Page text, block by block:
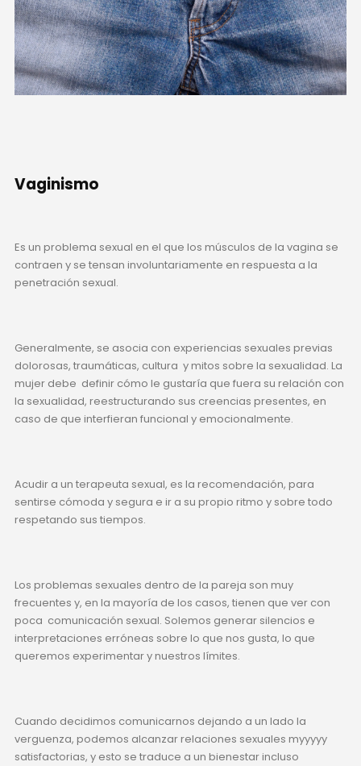
Vaginismo
Es un problema sexual en el que los músculos de la vagina se
contraen y se tensan involuntariamente en respuesta a la
penetración sexual.
Generalmente, se asocia con experiencias sexuales previas
dolorosas, traumáticas, cultura y mitos sobre la sexualidad. La
mujer debe definir cómo le gustaría que fuera su relación con
la sexualidad, reestructurando sus creencias presentes, en
caso de que interfieran funcional y emocionalmente.
Acudir a un terapeuta sexual, es la recomendación, para
sentirse cómoda y segura e ir a su propio ritmo y sobre todo
respetando sus tiempos.
Los problemas sexuales dentro de la pareja son muy
frecuentes y, en la mayoría de los casos, tienen que ver con
poca comunicación sexual. Solemos generar silencios e
interpretaciones erróneas sobre lo que nos gusta, lo que
queremos experimentar y nuestros límites.
Cuando decidimos comunicarnos dejando a un lado la
verguenza, podemos alcanzar relaciones sexuales myyyyy
satisfactorias, y esto se traduce a un bienestar incluso